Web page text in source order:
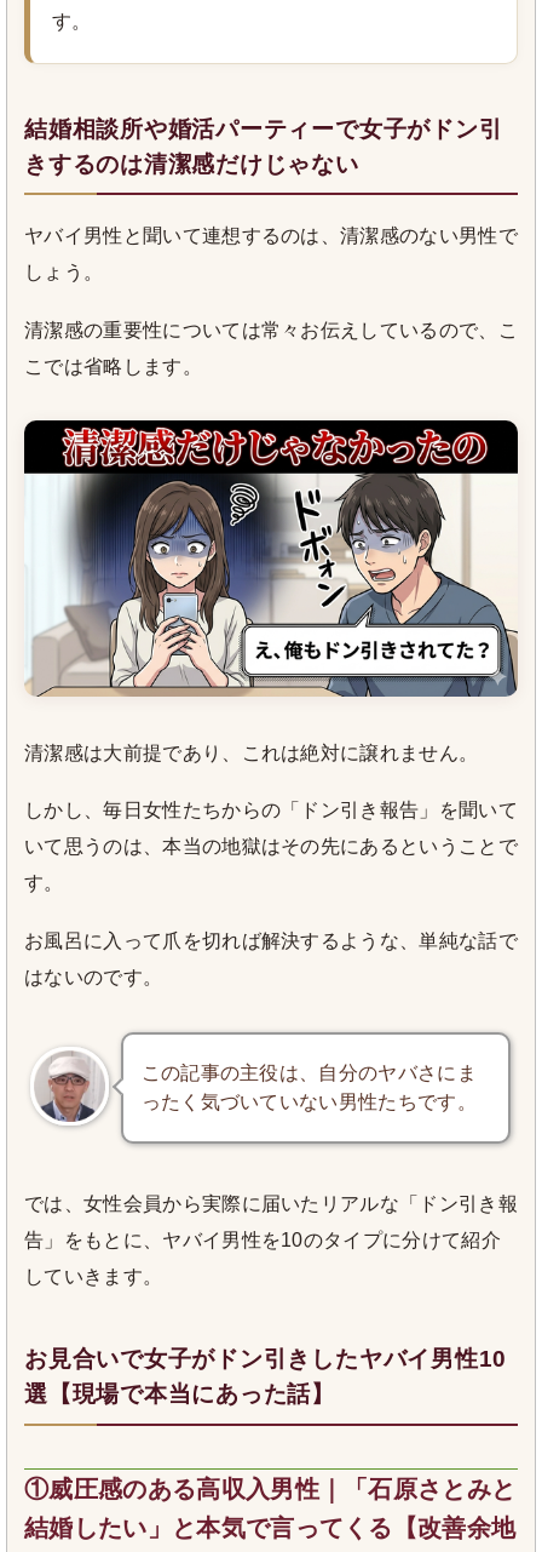
す。
結婚相談所や婚活パーティーで女子がドン引
きするのは清潔感だけじゃない
ヤバイ男性と聞いて連想するのは、清潔感のない男性で
しょう。
清潔感の重要性については常々お伝えしているので、こ
こでは省略します。
清潔感は大前提であり、これは絶対に譲れません。
しかし、毎日女性たちからの「ドン引き報告」を聞いて
いて思うのは、本当の地獄はその先にあるということで
す。
お風呂に入って爪を切れば解決するような、単純な話で
はないのです。
この記事の主役は、自分のヤバさにま
ったく気づいていない男性たちです。
では、女性会員から実際に届いたリアルな「ドン引き報
告」をもとに、ヤバイ男性を10のタイプに分けて紹介
していきます。
お見合いで女子がドン引きしたヤバイ男性10
選【現場で本当にあった話】
①威圧感のある高収入男性｜「石原さとみと
結婚したい」と本気で言ってくる【改善余地